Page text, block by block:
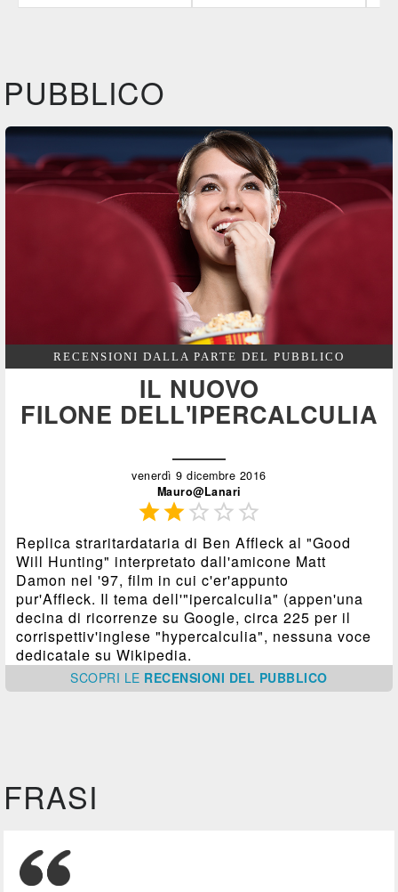
PUBBLICO
RECENSIONI DALLA PARTE DEL PUBBLICO
IL NUOVO
FILONE DELL'IPERCALCULIA
venerdì 9 dicembre 2016
Mauro@Lanari
  
Replica straritardataria di Ben Affleck al "Good
Will Hunting" interpretato dall'amicone Matt
Damon nel '97, film in cui c'er'appunto
pur'Affleck. Il tema dell'"ipercalculia" (appen'una
decina di ricorrenze su Google, circa 225 per il
corrispettiv'inglese "hypercalculia", nessuna voce
dedicatale su Wikipedia.
SCOPRI LE RECENSIONI DEL PUBBLICO
FRASI